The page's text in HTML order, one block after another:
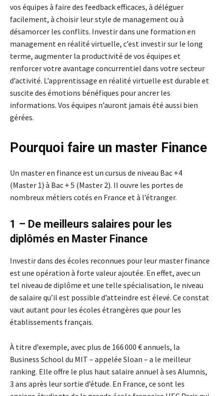
vos équipes à faire des feedback efficaces, à déléguer
facilement, à choisir leur style de management ou à
désamorcer les conflits. Investir dans une formation en
management en réalité virtuelle, c’est investir sur le long
terme, augmenter la productivité de vos équipes et
renforcer votre avantage concurrentiel dans votre secteur
d’activité. L’apprentissage en réalité virtuelle est durable et
suscite des émotions bénéfiques pour ancrer les
informations. Vos équipes n’auront jamais été aussi bien
gérées.
Pourquoi faire un master Finance
Un master en finance est un cursus de niveau Bac +4
(Master 1) à Bac + 5 (Master 2). Il ouvre les portes de
nombreux métiers cotés en France et à l’étranger.
1 – De meilleurs salaires pour les
diplômés en Master Finance
Investir dans des écoles reconnues pour leur master finance
est une opération à forte valeur ajoutée. En effet, avec un
tel niveau de diplôme et une telle spécialisation, le niveau
de salaire qu’il est possible d’atteindre est élevé. Ce constat
vaut autant pour les écoles étrangères que pour les
établissements français.
À titre d’exemple, avec plus de 166 000 € annuels, la
Business School du MIT – appelée Sloan – a le meilleur
ranking. Elle offre le plus haut salaire annuel à ses Alumnis,
3 ans après leur sortie d’étude. En France, ce sont les